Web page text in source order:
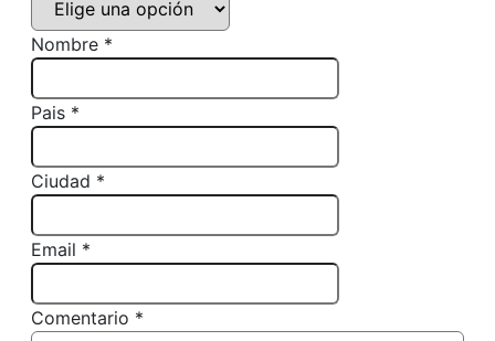
Nombre *
Pais *
Ciudad *
Email *
Comentario *